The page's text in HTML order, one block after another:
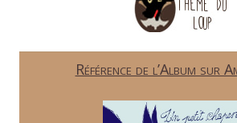
Référence de l’Album sur